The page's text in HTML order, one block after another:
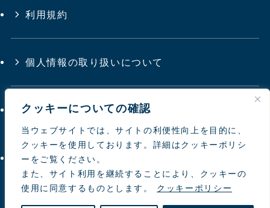
クッキーについての確認
当ウェブサイトでは、サイトの利便性向上を目的に、
クッキーを使用しております。詳細はクッキーポリシ
ーをご覧ください。
また、サイト利用を継続することにより、クッキーの
使用に同意するものとします。
クッキーポリシー
利用規約
個人情報の取り扱いについて
サイトマップ
お問い合わせ